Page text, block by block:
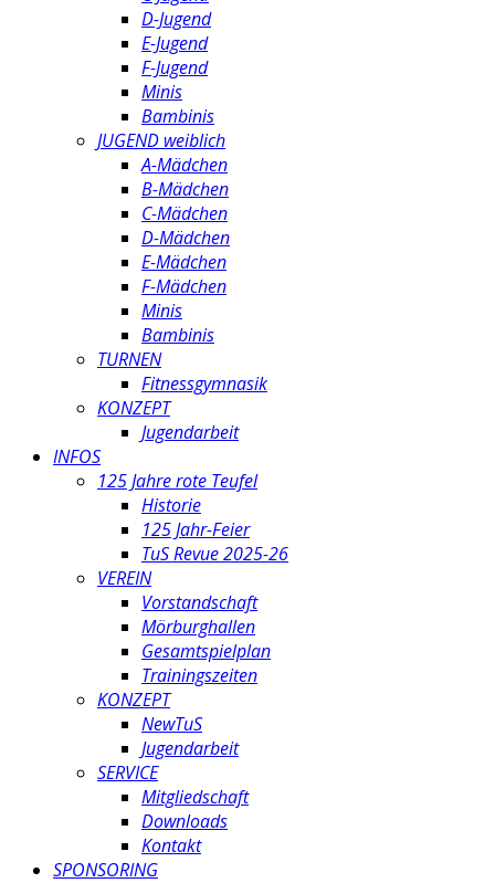
D-Jugend
E-Jugend
F-Jugend
Minis
Bambinis
JUGEND weiblich
A-Mädchen
B-Mädchen
C-Mädchen
D-Mädchen
E-Mädchen
F-Mädchen
Minis
Bambinis
TURNEN
Fitnessgymnasik
KONZEPT
Jugendarbeit
INFOS
125 Jahre rote Teufel
Historie
125 Jahr-Feier
TuS Revue 2025-26
VEREIN
Vorstandschaft
Mörburghallen
Gesamtspielplan
Trainingszeiten
KONZEPT
NewTuS
Jugendarbeit
SERVICE
Mitgliedschaft
Downloads
Kontakt
SPONSORING